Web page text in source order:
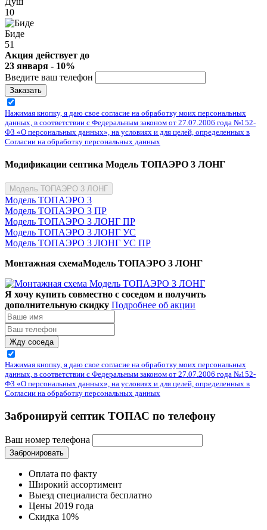
10
Биде
51
Акция действует до
23 января - 10%
Введите ваш телефон
Заказать
Нажимая кнопку, я даю свое согласие на обработку моих персональных
данных, в соответствии с Федеральным законом от 27.07.2006 года №152-
ФЗ «О персональных данных», на условиях и для целей, определенных в
Согласии на обработку персональных данных
Модификации септика Модель ТОПАЭРО 3 ЛОНГ
Модель ТОПАЭРО 3 ЛОНГ
Модель ТОПАЭРО 3
Модель ТОПАЭРО 3 ПР
Модель ТОПАЭРО 3 ЛОНГ ПР
Модель ТОПАЭРО 3 ЛОНГ УС
Модель ТОПАЭРО 3 ЛОНГ УС ПР
Монтажная схемаМодель ТОПАЭРО 3 ЛОНГ
Я хочу купить совместно с соседом и получить
дополнительную скидку Подробнее об акции
Жду соседа
Нажимая кнопку, я даю свое согласие на обработку моих персональных
данных, в соответствии с Федеральным законом от 27.07.2006 года №152-
ФЗ «О персональных данных», на условиях и для целей, определенных в
Согласии на обработку персональных данных
Забронируй септик ТОПАС по телефону
Ваш номер телефона
Забронировать
Оплата по факту
Широкий ассортимент
Выезд специалиста бесплатно
Цены 2019 года
Скидка 10%